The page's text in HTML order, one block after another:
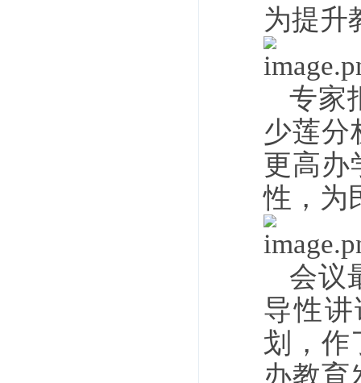
为提升
专家
少莲分
更高办
性，为
会议
导性
划，作
办教育